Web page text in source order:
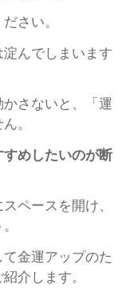
さい。
んでしまいます
さないと、「運
。
めしたいのが断
ペースを開け、
金運アップのた
介します。